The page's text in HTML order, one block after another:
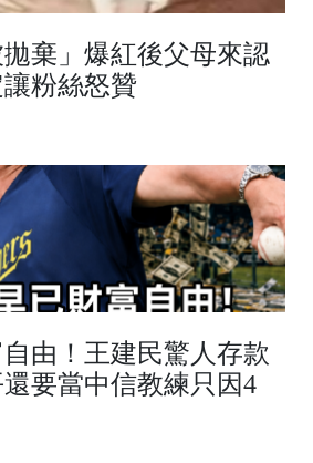
棄」爆紅後父母來認
粉絲怒贊
由！王建民驚人存款
要當中信教練只因4